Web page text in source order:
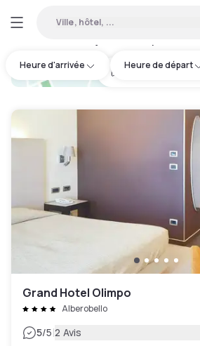
Ville, hôtel, ...
Heure d'arrivée Heure de départ
hotel.cta.view_map
Grand Hotel Olimpo
Alberobello
5/5|2 Avis